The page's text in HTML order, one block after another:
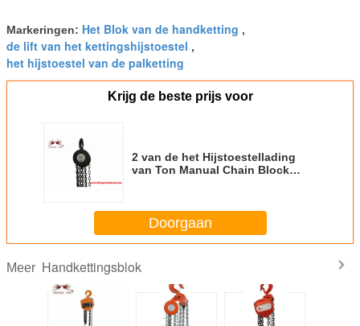
Markeringen: Het Blok van de handketting ,
de lift van het kettingshijstoestel ,
het hijstoestel van de palketting
Krijg de beste prijs voor
2 van de het Hijstoestellading
van Ton Manual Chain Block
Doorgaan
Meer Handkettingsblok